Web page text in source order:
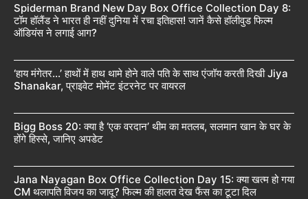
Spiderman Brand New Day Box Office Collection Day 8:
टॉम हॉलैंड ने भारत ही नहीं दुनिया में रचा इतिहास! जानें कैसे हॉलीवुड फिल्म
ऑडियंस ने लगाई आग?
‘हाय मंगेतर…’ हाथों में हाथ थामे होने वाले पति के साथ एंजॉय करती दिखी Jiya
Shanakar, प्राइवेट मोमेंट इंटरनेट पर वायरल
Bigg Boss 20: क्या है ‘एक वरदान’ थीम का मतलब, सलमान खान के घर के
होंगे हिस्से, जानिए अपडेट
Jana Nayagan Box Office Collection Day 15: क्या खत्म हो गया
CM थलापति विजय का जादू? फिल्म की हालत देख फैंस का टूटा दिल